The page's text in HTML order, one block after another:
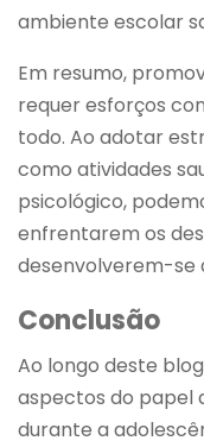
ambiente escolar
Em resumo,
requer esforços
todo. Ao adotar
como atividades
psicológico,
enfrentarem os
desenvolverem-se
Conclusão
Ao longo deste
aspectos do papel
durante a